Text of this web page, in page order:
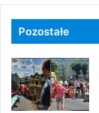
Pozostałe